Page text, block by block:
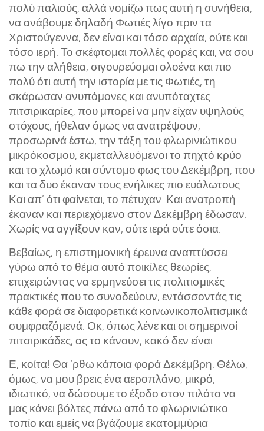
πολύ παλιούς, αλλά νομίζω πως αυτή η συνήθεια,
να ανάβουμε δηλαδή Φωτιές λίγο πριν τα
Χριστούγεννα, δεν είναι και τόσο αρχαία, ούτε και
τόσο ιερή. Το σκέφτομαι πολλές φορές και, να σου
πω την αλήθεια, σιγουρεύομαι ολοένα και πιο
πολύ ότι αυτή την ιστορία με τις Φωτιές, τη
σκάρωσαν ανυπόμονες και ανυπόταχτες
πιτσιρικαρίες, που μπορεί να μην είχαν υψηλούς
στόχους, ήθελαν όμως να ανατρέψουν,
προσωρινά έστω, την τάξη του φλωρινιώτικου
μικρόκοσμου, εκμεταλλευόμενοι το πηχτό κρύο
και το χλωμό και σύντομο φως του Δεκέμβρη, που
και τα δυο έκαναν τους ενήλικες πιο ευάλωτους.
Και απ’ ότι φαίνεται, το πέτυχαν. Και ανατροπή
έκαναν και περιεχόμενο στον Δεκέμβρη έδωσαν.
Χωρίς να αγγίξουν καν, ούτε ιερά ούτε όσια.
Βεβαίως, η επιστημονική έρευνα αναπτύσσει
γύρω από το θέμα αυτό ποικίλες θεωρίες,
επιχειρώντας να ερμηνεύσει τις πολιτισμικές
πρακτικές που το συνοδεύουν, εντάσσοντάς τις
κάθε φορά σε διαφορετικά κοινωνικοπολιτισμικά
συμφραζόμενά. Οκ, όπως λένε και οι σημερινοί
πιτσιρικάδες, ας το κάνουν, κακό δεν είναι.
Ε, κοίτα! Θα ‘ρθω κάποια φορά Δεκέμβρη. Θέλω,
όμως, να μου βρεις ένα αεροπλάνο, μικρό,
ιδιωτικό, να δώσουμε το έξοδο στον πιλότο να
μας κάνει βόλτες πάνω από το φλωρινιώτικο
τοπίο και εμείς να βγάζουμε εκατομμύρια